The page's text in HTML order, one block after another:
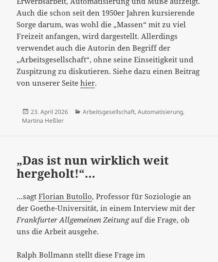
Auch die schon seit den 1950er Jahren kursierende
Sorge darum, was wohl die „Massen“ mit zu viel
Freizeit anfangen, wird dargestellt. Allerdings
verwendet auch die Autorin den Begriff der
„Arbeitsgesellschaft“, ohne seine Einseitigkeit und
Zuspitzung zu diskutieren. Siehe dazu einen Beitrag
von unserer Seitehier.
Veröffentlicht
am
23. April 2026 Kategorien
Arbeitsgesellschaft, Automatisierung,
Martina Heßler
„Das ist nun wirklich weit
hergeholt!“…
…sagtFlorian Butollo, Professor für Soziologie an
der Goethe-Universität, in einem Interview mit der
Frankfurter Allgemeinen Zeitungauf die Frage, ob
uns die Arbeit ausgehe.
Ralph Bollmann stellt diese Frage im